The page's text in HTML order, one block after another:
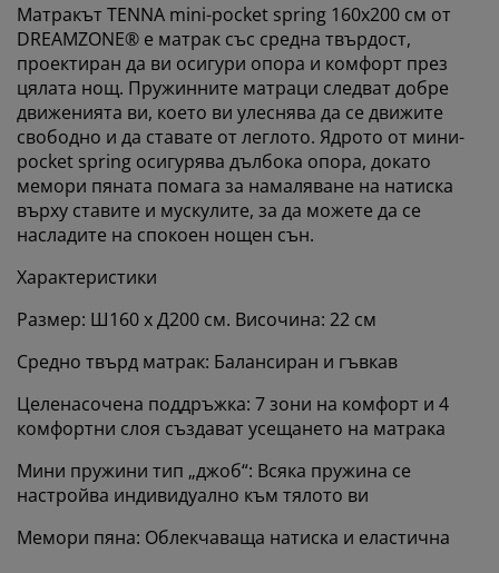
Матракът TENNA mini-pocket spring 160x200 см от
DREAMZONE® е матрак със средна твърдост,
проектиран да ви осигури опора и комфорт през
цялата нощ. Пружинните матраци следват добре
движенията ви, което ви улеснява да се движите
свободно и да ставате от леглото. Ядрото от мини-
pocket spring осигурява дълбока опора, докато
мемори пяната помага за намаляване на натиска
върху ставите и мускулите, за да можете да се
насладите на спокоен нощен сън.
Характеристики
Размер: Ш160 x Д200 см. Височина: 22 см
Средно твърд матрак: Балансиран и гъвкав
Целенасочена поддръжка: 7 зони на комфорт и 4
комфортни слоя създават усещането на матрака
Мини пружини тип „джоб“: Всяка пружина се
настройва индивидуално към тялото ви
Мемори пяна: Облекчаваща натиска и еластична